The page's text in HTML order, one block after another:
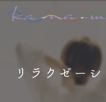
リラクゼー